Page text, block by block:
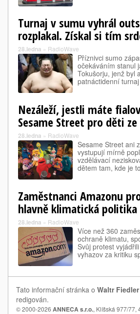
Turnaj v sumu vyhrál
rozplakal. Získal si tím
28.ledna » RadioWave
Příznivci sumo
očekáváním stanul
Tokušorju, jenž byl
patnáctidenní
Nezáleží, jestli máte
Sesame Street pro děti ze
28.ledna » RadioWave
Sesame Street ani
vystupují mírně
vzdělávací
dětem tam, kde je
Zaměstnanci Amazonu
hlavně klimatická
28.ledna » RadioWave
Více než 360
ochraně klimatu,
Svůj protest
vyhazov za kritiku
Tato informační stránka o Waltr Fiedler
redigován.
© 2000-2026 ANNECA s.r.o., Klíšská 977/77,